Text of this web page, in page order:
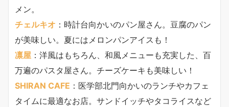
メン。
チェルキオ ：時計台向かいのパン屋さん。豆腐のパン
が美味しい。夏にはメロンパンアイスも！
凛屋 ：洋風はもちろん、和風メニューも充実した、百
万遍のパスタ屋さん。チーズケーキも美味しい！
SHIRAN CAFE ：医学部北門向かいのランチやカフェ
タイムに最適なお店。サンドイッチやタコライスなど